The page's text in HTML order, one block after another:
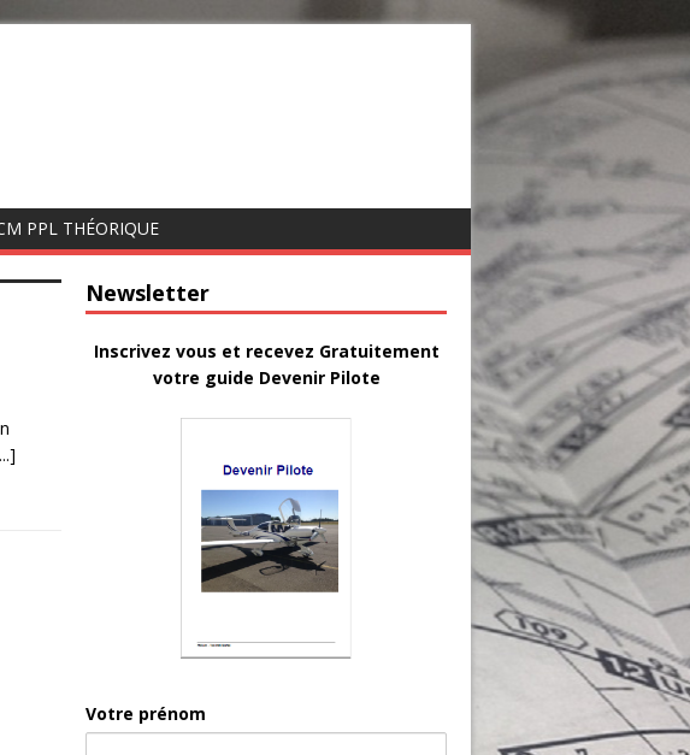
PPL THÉORIQUE
Newsletter
Inscrivez vous et recevez Gratuitement
votre guide Devenir Pilote
Votre prénom